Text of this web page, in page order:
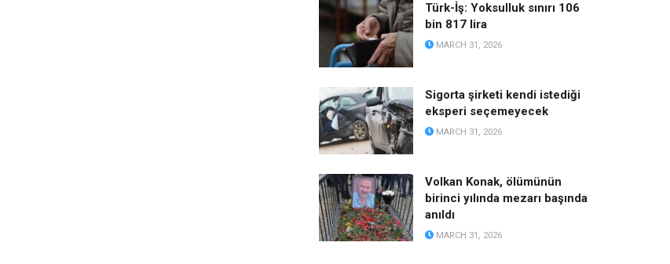
Türk-İş: Yoksulluk sınırı 106
bin 817 lira
MARCH 31, 2026
Sigorta şirketi kendi istediği
eksperi seçemeyecek
MARCH 31, 2026
Volkan Konak, ölümünün
birinci yılında mezarı başında
anıldı
MARCH 31, 2026